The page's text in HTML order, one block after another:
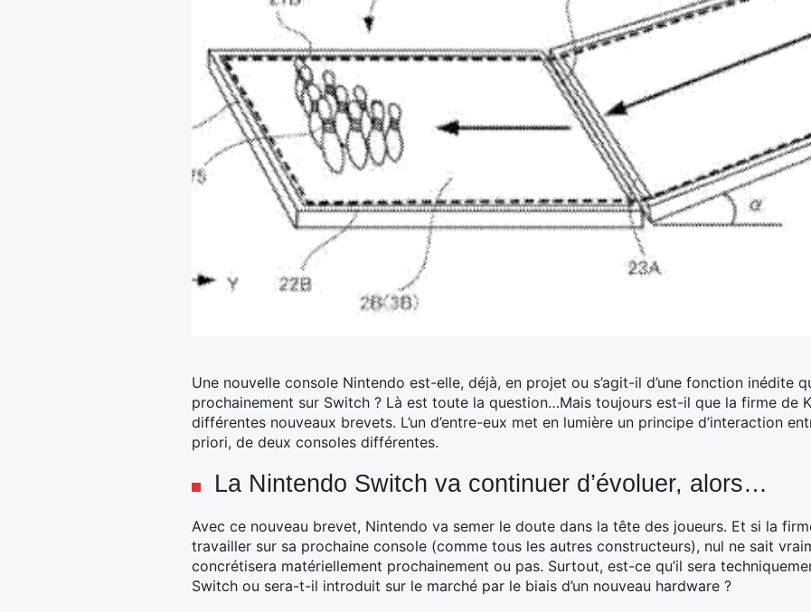
Une nouvelle console Nintendo est-elle, déjà, en projet ou s’agit-il d’une fonction inédite
prochainement sur Switch ? Là est toute la question…Mais toujours est-il que la firme de
différentes nouveaux brevets. L’un d’entre-eux met en lumière un principe d’interaction
priori, de deux consoles différentes.
La Nintendo Switch va continuer d’évoluer, alors…
Avec ce nouveau brevet, Nintendo va semer le doute dans la tête des joueurs. Et si la
travailler sur sa prochaine console (comme tous les autres constructeurs), nul ne sait
concrétisera matériellement prochainement ou pas. Surtout, est-ce qu’il sera
Switch ou sera-t-il introduit sur le marché par le biais d’un nouveau hardware ?